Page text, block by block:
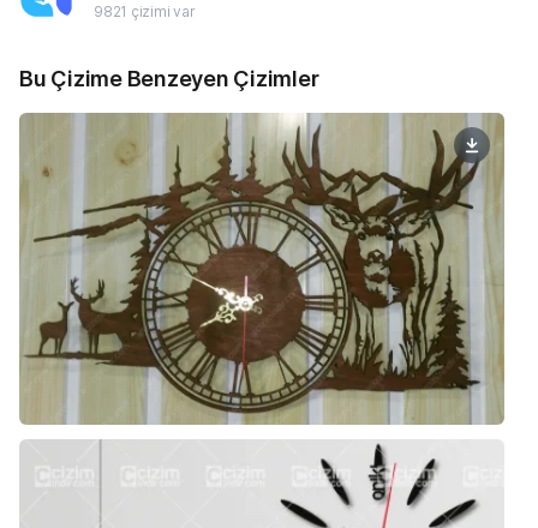
9821 çizimi var
Bu Çizime Benzeyen Çizimler